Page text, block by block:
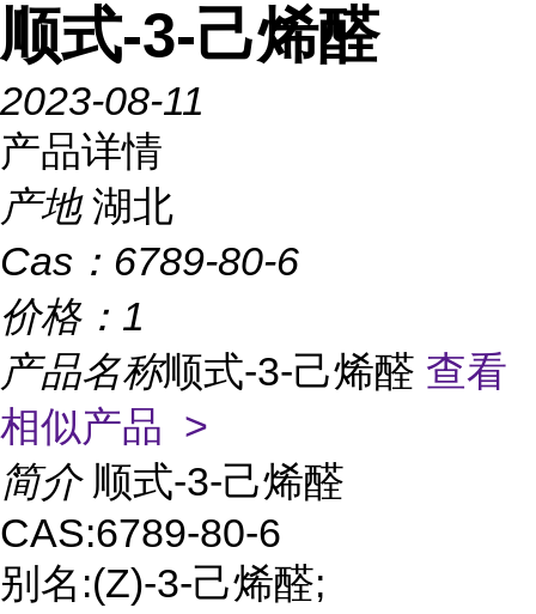
顺式-3-己烯醛
2023-08-11
产品详情
产地 湖北
Cas： 6789-80-6
价格： 1
产品名称顺式-3-己烯醛 查看
相似产品 >
简介 顺式-3-己烯醛
CAS:6789-80-6
别名:(Z)-3-己烯醛;